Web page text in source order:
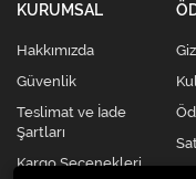
KURUMSAL
Hakkımızda
Güvenlik
Teslimat ve İade
Şartları
Kargo Seçenekleri